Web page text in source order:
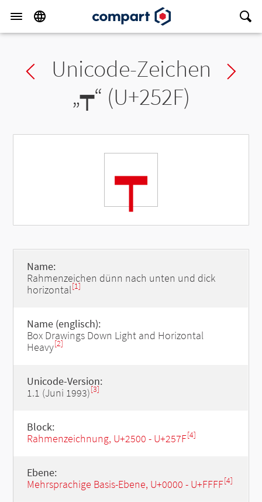
Previous char
Unicode-Zeichen
„┯“ (U+252F)
┯
Name:
Rahmenzeichen dünn nach unten und dick
horizontal[1]
Name (englisch):
Box Drawings Down Light and Horizontal
Heavy[2]
Unicode-Version:
1.1 (Juni 1993)[3]
Block:
Rahmenzeichnung, U+2500 - U+257F[4]
Ebene:
Mehrsprachige Basis-Ebene, U+0000 - U+FFFF[4]